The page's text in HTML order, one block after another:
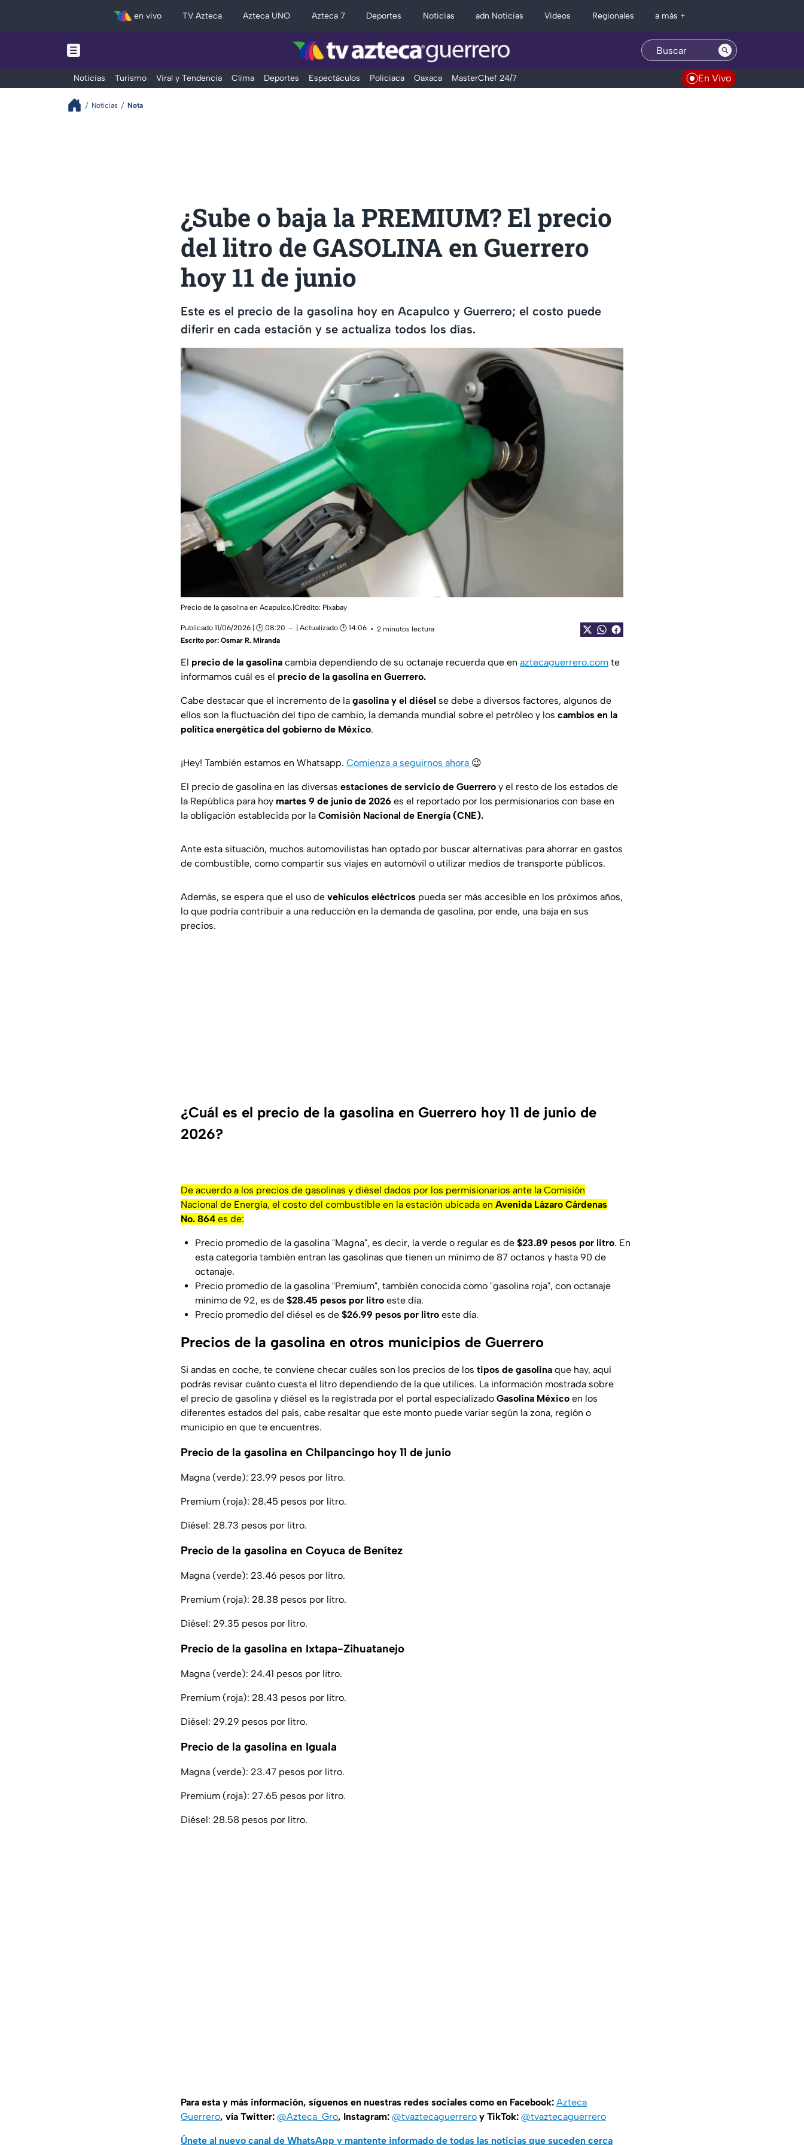
en vivo TV Azteca Azteca UNO Azteca 7 Deportes Noticias adn Noticias Videos Regionales a más +
Noticias Turismo Viral y Tendencia Clima Deportes Espectáculos Policiaca Oaxaca MasterChef 24/7 En Vivo
Noticias Nota
¿Sube o baja la PREMIUM? El precio
del litro de GASOLINA en Guerrero
hoy 11 de junio
Este es el precio de la gasolina hoy en Acapulco y Guerrero; el costo puede
diferir en cada estación y se actualiza todos los días.
Precio de la gasolina en Acapulco.|Crédito: Pixabay
Publicado 11/06/2026 | 🕑 08:20 | Actualizado 🕑 14:06
2 minutos lectura
Escrito por: Osmar R. Miranda
El precio de la gasolina cambia dependiendo de su octanaje recuerda que en aztecaguerrero.com te
informamos cuál es el precio de la gasolina en Guerrero.
Cabe destacar que el incremento de la gasolina y el diésel se debe a diversos factores, algunos de
ellos son la fluctuación del tipo de cambio, la demanda mundial sobre el petróleo y los cambios en la
política energética del gobierno de México.
¡Hey! También estamos en Whatsapp. Comienza a seguirnos ahora 😉
El precio de gasolina en las diversas estaciones de servicio de Guerrero y el resto de los estados de
la República para hoy martes 9 de junio de 2026 es el reportado por los permisionarios con base en
la obligación establecida por la Comisión Nacional de Energía (CNE).
Ante esta situación, muchos automovilistas han optado por buscar alternativas para ahorrar en gastos
de combustible, como compartir sus viajes en automóvil o utilizar medios de transporte públicos.
Además, se espera que el uso de vehículos eléctricos pueda ser más accesible en los próximos años,
lo que podría contribuir a una reducción en la demanda de gasolina, por ende, una baja en sus
precios.
¿Cuál es el precio de la gasolina en Guerrero hoy 11 de junio de
2026?
De acuerdo a los precios de gasolinas y diésel dados por los permisionarios ante la Comisión
Nacional de Energía, el costo del combustible en la estación ubicada en Avenida Lázaro Cárdenas
No. 864 es de:
Precio promedio de la gasolina "Magna", es decir, la verde o regular es de $23.89 pesos por litro. En
esta categoría también entran las gasolinas que tienen un mínimo de 87 octanos y hasta 90 de
octanaje.
Precio promedio de la gasolina "Premium", también conocida como "gasolina roja", con octanaje
mínimo de 92, es de $28.45 pesos por litro este día.
Precio promedio del diésel es de $26.99 pesos por litro este día.
Precios de la gasolina en otros municipios de Guerrero
Si andas en coche, te conviene checar cuáles son los precios de los tipos de gasolina que hay, aquí
podrás revisar cuánto cuesta el litro dependiendo de la que utilices. La información mostrada sobre
el precio de gasolina y diésel es la registrada por el portal especializado Gasolina México en los
diferentes estados del país, cabe resaltar que este monto puede variar según la zona, región o
municipio en que te encuentres.
Precio de la gasolina en Chilpancingo hoy 11 de junio
Magna (verde): 23.99 pesos por litro.
Premium (roja): 28.45 pesos por litro.
Diésel: 28.73 pesos por litro.
Precio de la gasolina en Coyuca de Benítez
Magna (verde): 23.46 pesos por litro.
Premium (roja): 28.38 pesos por litro.
Diésel: 29.35 pesos por litro.
Precio de la gasolina en Ixtapa-Zihuatanejo
Magna (verde): 24.41 pesos por litro.
Premium (roja): 28.43 pesos por litro.
Diésel: 29.29 pesos por litro.
Precio de la gasolina en Iguala
Magna (verde): 23.47 pesos por litro.
Premium (roja): 27.65 pesos por litro.
Diésel: 28.58 pesos por litro.
Para esta y más información, síguenos en nuestras redes sociales como en Facebook: Azteca
Guerrero, vía Twitter: @Azteca_Gro, Instagram: @tvaztecaguerrero y TikTok: @tvaztecaguerrero
Únete al nuevo canal de WhatsApp y mantente informado de todas las noticias que suceden cerca